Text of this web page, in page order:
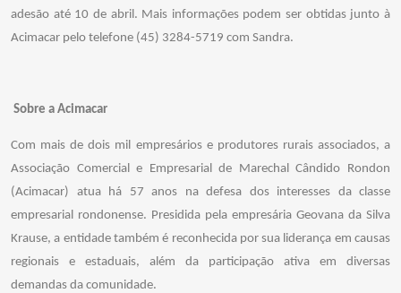
adesão até 10 de abril. Mais informações podem ser obtidas junto à
Acimacar pelo telefone (45) 3284-5719 com Sandra.
Sobre a Acimacar
Com mais de dois mil empresários e produtores rurais associados, a
Associação Comercial e Empresarial de Marechal Cândido Rondon
(Acimacar) atua há 57 anos na defesa dos interesses da classe
empresarial rondonense. Presidida pela empresária Geovana da Silva
Krause, a entidade também é reconhecida por sua liderança em causas
regionais e estaduais, além da participação ativa em diversas
demandas da comunidade.